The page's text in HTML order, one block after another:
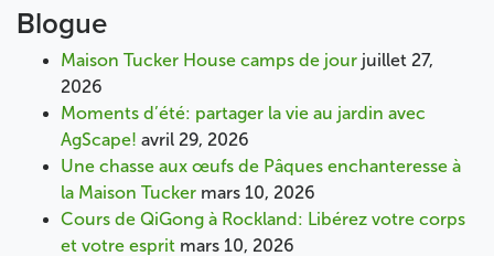
Blogue
Maison Tucker House camps de jour juillet 27,
2026
Moments d’été: partager la vie au jardin avec
AgScape! avril 29, 2026
Une chasse aux œufs de Pâques enchanteresse à
la Maison Tucker mars 10, 2026
Cours de QiGong à Rockland: Libérez votre corps
et votre esprit mars 10, 2026